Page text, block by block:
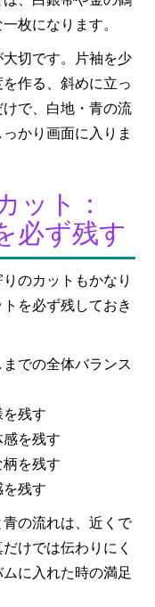
枚になります。
切です。片袖を少
作る、斜めに立っ
で、白地・青の流
かり画面に入りま
ット：
必ず残す
のカットもかなり
を必ず残しておき
までの全体バランス
を残す
感を残す
柄を残す
を残す
の流れは、近くで
けでは伝わりにく
に入れた時の満足